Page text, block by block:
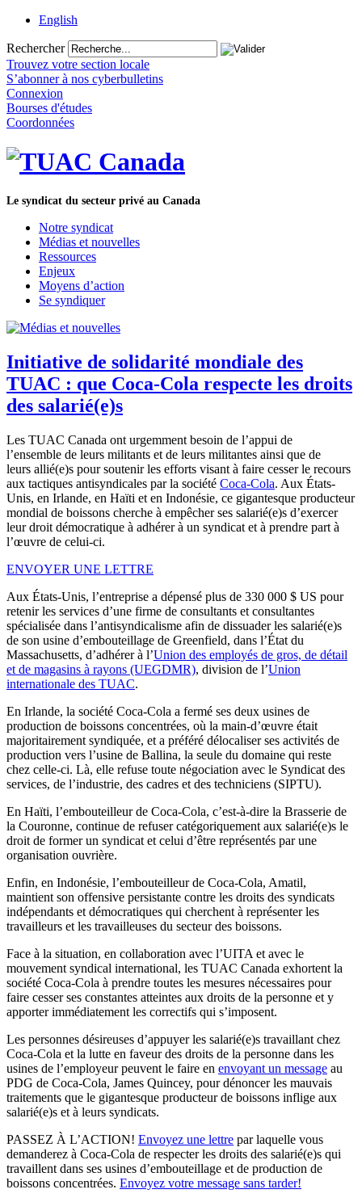
English
Rechercher
Trouvez votre section locale
S’abonner à nos cyberbulletins
Connexion
Bourses d'études
Coordonnées
Le syndicat du secteur privé au Canada
Notre syndicat
Médias et nouvelles
Ressources
Enjeux
Moyens d’action
Se syndiquer
Initiative de solidarité mondiale des
TUAC : que Coca-Cola respecte les droits
des salarié(e)s
Les TUAC Canada ont urgemment besoin de l’appui de
l’ensemble de leurs militants et de leurs militantes ainsi que de
leurs allié(e)s pour soutenir les efforts visant à faire cesser le recours
aux tactiques antisyndicales par la société Coca-Cola. Aux États-
Unis, en Irlande, en Haïti et en Indonésie, ce gigantesque producteur
mondial de boissons cherche à empêcher ses salarié(e)s d’exercer
leur droit démocratique à adhérer à un syndicat et à prendre part à
l’œuvre de celui-ci.
ENVOYER UNE LETTRE
Aux États-Unis, l’entreprise a dépensé plus de 330 000 $ US pour
retenir les services d’une firme de consultants et consultantes
spécialisée dans l’antisyndicalisme afin de dissuader les salarié(e)s
de son usine d’embouteillage de Greenfield, dans l’État du
Massachusetts, d’adhérer à l’Union des employés de gros, de détail
et de magasins à rayons (UEGDMR), division de l’Union
internationale des TUAC.
En Irlande, la société Coca-Cola a fermé ses deux usines de
production de boissons concentrées, où la main-d’œuvre était
majoritairement syndiquée, et a préféré délocaliser ses activités de
production vers l’usine de Ballina, la seule du domaine qui reste
chez celle-ci. Là, elle refuse toute négociation avec le Syndicat des
services, de l’industrie, des cadres et des techniciens (SIPTU).
En Haïti, l’embouteilleur de Coca-Cola, c’est-à-dire la Brasserie de
la Couronne, continue de refuser catégoriquement aux salarié(e)s le
droit de former un syndicat et celui d’être représentés par une
organisation ouvrière.
Enfin, en Indonésie, l’embouteilleur de Coca-Cola, Amatil,
maintient son offensive persistante contre les droits des syndicats
indépendants et démocratiques qui cherchent à représenter les
travailleurs et les travailleuses du secteur des boissons.
Face à la situation, en collaboration avec l’UITA et avec le
mouvement syndical international, les TUAC Canada exhortent la
société Coca-Cola à prendre toutes les mesures nécessaires pour
faire cesser ses constantes atteintes aux droits de la personne et y
apporter immédiatement les correctifs qui s’imposent.
Les personnes désireuses d’appuyer les salarié(e)s travaillant chez
Coca-Cola et la lutte en faveur des droits de la personne dans les
usines de l’employeur peuvent le faire en envoyant un message au
PDG de Coca-Cola, James Quincey, pour dénoncer les mauvais
traitements que le gigantesque producteur de boissons inflige aux
salarié(e)s et à leurs syndicats.
PASSEZ À L’ACTION! Envoyez une lettre par laquelle vous
demanderez à Coca-Cola de respecter les droits des salarié(e)s qui
travaillent dans ses usines d’embouteillage et de production de
boissons concentrées. Envoyez votre message sans tarder!